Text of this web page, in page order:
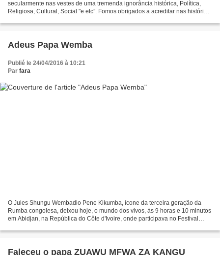
secularmente nas vestes de uma tremenda ignorância histórica, Política,
Religiosa, Cultural, Social "e etc”. Fomos obrigados a acreditar nas histórias
Adeus Papa Wemba
Publié le 24/04/2016 à 10:21
Par fara
O Jules Shungu Wembadio Pene Kikumba, ícone da terceira geração da
Rumba congolesa, deixou hoje, o mundo dos vivos, às 9 horas e 10 minutos
em Abidjan, na República do Côte d'Ivoire, onde participava no Festival
Faleceu o papa ZUAWU MFWA ZA KANGU